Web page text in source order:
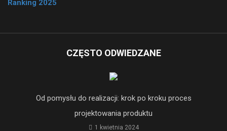
Od pomysłu do realizacji: krok po kroku proces
projektowania produktu